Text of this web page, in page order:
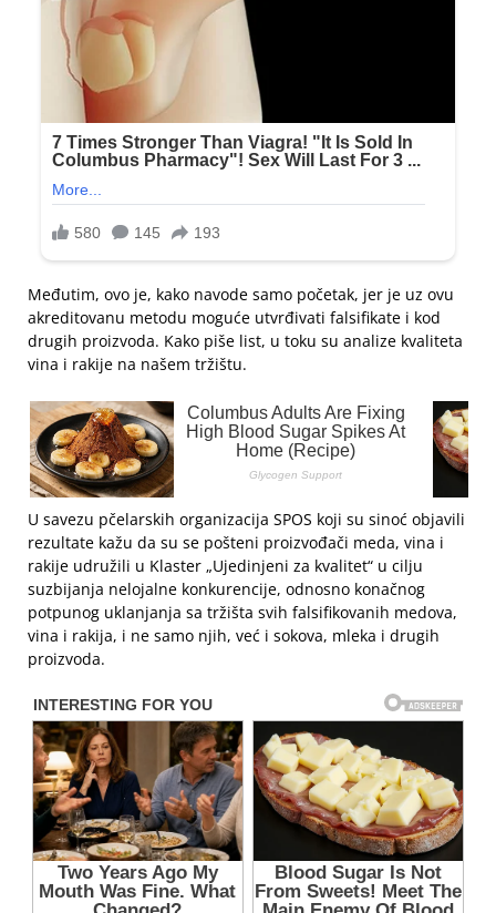
Međutim, ovo je, kako navode samo početak, jer je uz ovu
akreditovanu metodu moguće utvrđivati falsifikate i kod
drugih proizvoda. Kako piše list, u toku su analize kvaliteta
vina i rakije na našem tržištu.
U savezu pčelarskih organizacija SPOS koji su sinoć objavili
rezultate kažu da su se pošteni proizvođači meda, vina i
rakije udružili u Klaster „Ujedinjeni za kvalitet“ u cilju
suzbijanja nelojalne konkurencije, odnosno konačnog
potpunog uklanjanja sa tržišta svih falsifikovanih medova,
vina i rakija, i ne samo njih, već i sokova, mleka i drugih
proizvoda.